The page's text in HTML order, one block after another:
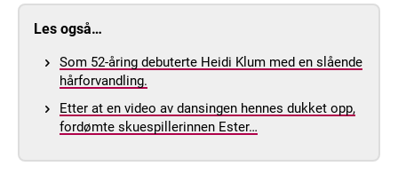
Les også…
Som 52-åring debuterte Heidi Klum med en slående
hårforvandling.
Etter at en video av dansingen hennes dukket opp,
fordømte skuespillerinnen Ester…